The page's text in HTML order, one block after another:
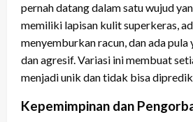
pernah datang dalam satu wujud
memiliki lapisan kulit superkeras,
menyemburkan racun, dan ada pula
dan agresif. Variasi ini membuat
menjadi unik dan tidak bisa
Kepemimpinan dan